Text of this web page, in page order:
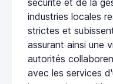
sécurité et de la
industries locales
strictes et
assurant ainsi une
autorités
avec les services